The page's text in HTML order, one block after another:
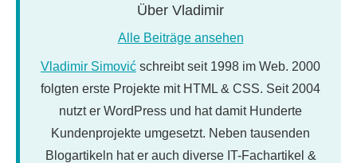
Über Vladimir
Alle Beiträge ansehen
Vladimir Simović schreibt seit 1998 im Web. 2000
folgten erste Projekte mit HTML & CSS. Seit 2004
nutzt er WordPress und hat damit Hunderte
Kundenprojekte umgesetzt. Neben tausenden
Blogartikeln hat er auch diverse IT-Fachartikel &